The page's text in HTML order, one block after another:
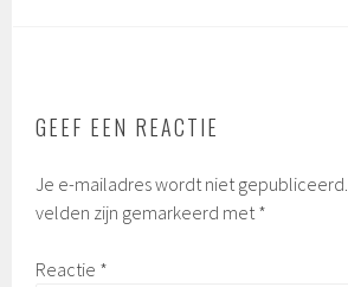
GEEF EEN REACTIE
Je e-mailadres wordt niet gepubliceerd.
velden zijn gemarkeerd met*
Reactie *